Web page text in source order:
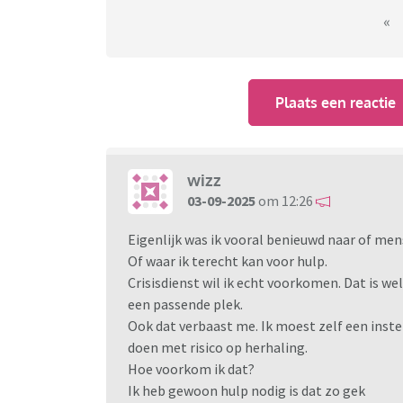
Omdat op de website van de nieuwe
en toen moest ik 9 maanden wachten.
Toen ik eindelijk aan de beurt kwam kreeg
voor getest ben. Verder eigenlijk geen
Meer konden ze niet doen.
Bij de voorgestelde instelling behandelen ze
daar een jaar.
Ik was in eerste instantie heel verbaasd
zijn. Ze moeten je helpen binnen 14 weken
Ik heb toen om opheldering gevraagd en
met de administratie in de cc toen kreeg ik
met de doorverwijzende partij, zonder dat ik
«
Plaats een reactie
wizz
03-09-2025om 12:26
Eigenlijk was ik vooral benieuwd naar of
Of waar ik terecht kan voor hulp.
Crisisdienst wil ik echt voorkomen. Dat is
een passende plek.
Ook dat verbaast me. Ik moest zelf een
doen met risico op herhaling.
Hoe voorkom ik dat?
Ik heb gewoon hulp nodig is dat zo gek